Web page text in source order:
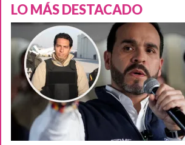
LO MÁS DESTACADO